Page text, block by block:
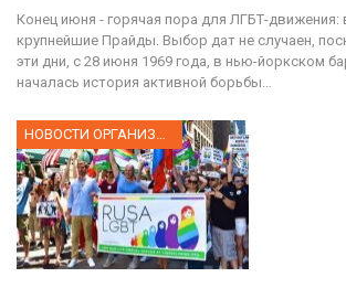
Конец июня - горячая пора для ЛГБТ-движения:
крупнейшие Прайды. Выбор дат не случаен,
эти дни, с 28 июня 1969 года, в нью-йоркском
началась история активной борьбы…
НОВОСТИ ОРГАНИЗАЦИИ